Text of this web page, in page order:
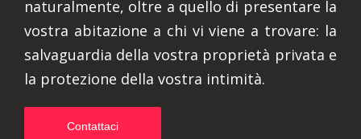
naturalmente, oltre a quello di presentare la
vostra abitazione a chi vi viene a trovare: la
salvaguardia della vostra proprietà privata e
la protezione della vostra intimità.
Contattaci